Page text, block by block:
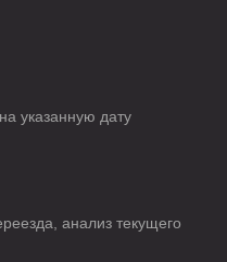
указанную дату
анализ текущего